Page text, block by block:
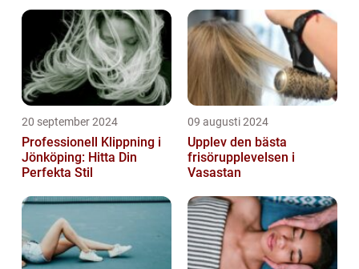
20 september 2024
Professionell Klippning i
Jönköping: Hitta Din
Perfekta Stil
09 augusti 2024
Upplev den bästa
frisörupplevelsen i
Vasastan